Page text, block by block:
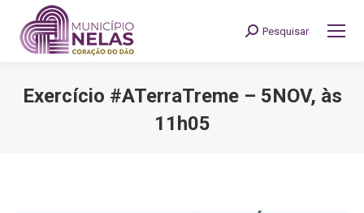
Search:
Pesquisar
Exercício #ATerraTreme – 5NOV, às
11h05